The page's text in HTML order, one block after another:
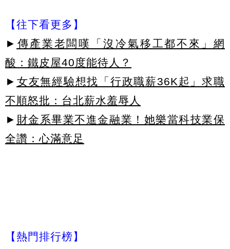
【往下看更多】
► 傳產業老闆嘆「沒冷氣移工都不來」網
酸：鐵皮屋40度能待人？
► 女友無經驗想找「行政職薪36K起」求職
不順怒批：台北薪水羞辱人
► 財金系畢業不進金融業！她樂當科技業保
全讚：心滿意足
【熱門排行榜】